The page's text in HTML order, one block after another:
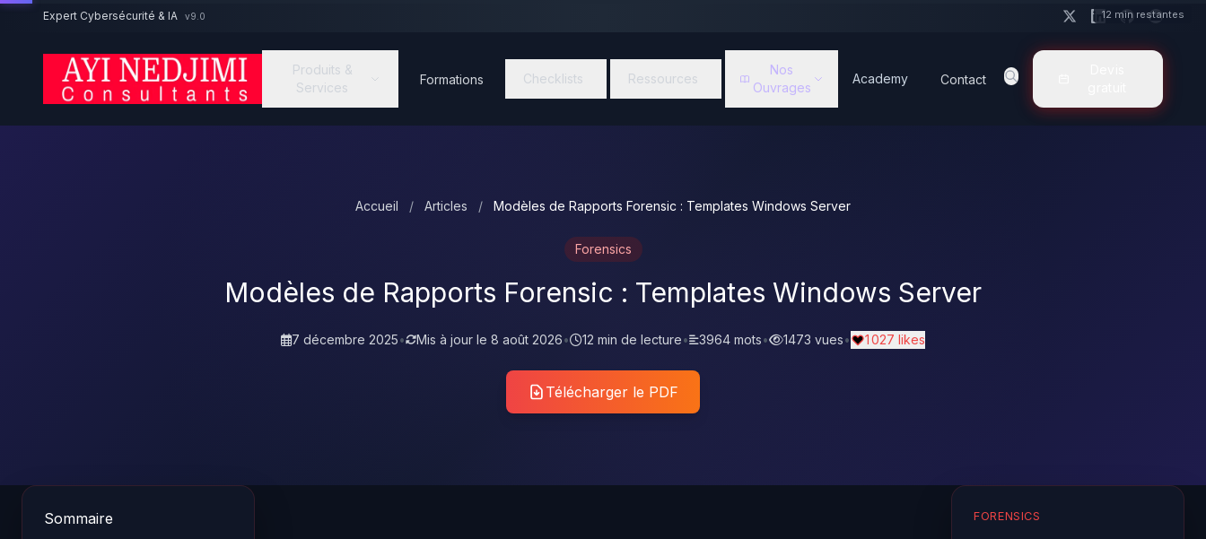
Aller au contenu principal
Expert Cybersécurité & IA v9.0
Produits &
Services
Formations Checklists Ressources
Nos
Ouvrages
Academy Contact
Accueil / Articles / Modèles de Rapports Forensic : Templates Windows Server
Forensics
Modèles de Rapports Forensic : Templates Windows Server
7 décembre 2025• Mis à jour le 8 août 2026• 12 min de lecture• 3964 mots• 1473 vues• 1 027 likes
Télécharger le PDF
Sommaire FORENSICS
12 min restantes